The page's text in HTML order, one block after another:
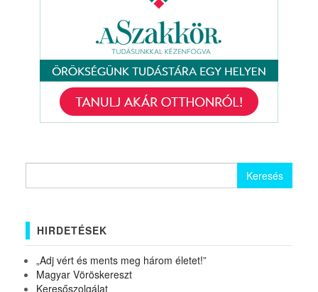
HIRDETÉSEK
„Adj vért és ments meg három életet!”
Magyar Vöröskereszt
Keresőszolgálat